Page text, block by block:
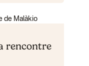
rencontre